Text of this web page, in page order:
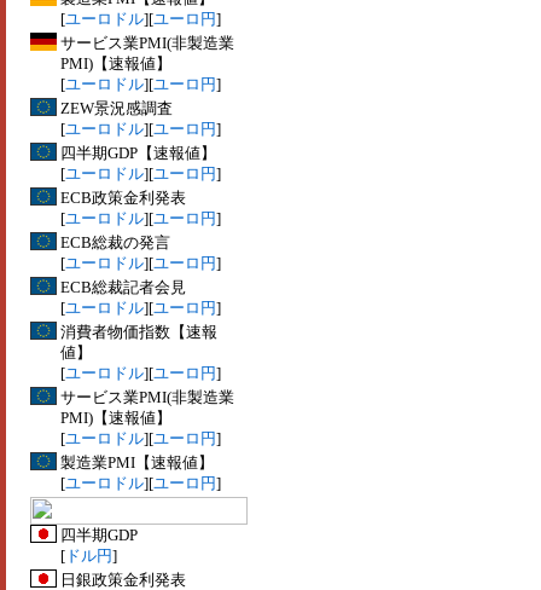
[ユーロドル][ユーロ円]
サービス業PMI(非製造業
PMI)【速報値】
[ユーロドル][ユーロ円]
ZEW景況感調査
[ユーロドル][ユーロ円]
四半期GDP【速報値】
[ユーロドル][ユーロ円]
ECB政策金利発表
[ユーロドル][ユーロ円]
ECB総裁の発言
[ユーロドル][ユーロ円]
ECB総裁記者会見
[ユーロドル][ユーロ円]
消費者物価指数【速報
値】
[ユーロドル][ユーロ円]
サービス業PMI(非製造業
PMI)【速報値】
[ユーロドル][ユーロ円]
製造業PMI【速報値】
[ユーロドル][ユーロ円]
四半期GDP
[ ドル円]
日銀政策金利発表